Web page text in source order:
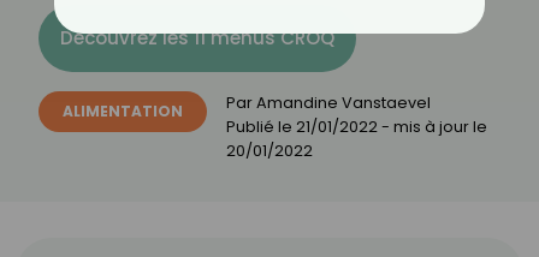
Découvrez les 11 menus CROQ
ALIMENTATION ParAmandine Vanstaevel
Publié le 21/01/2022- mis à jour le
20/01/2022